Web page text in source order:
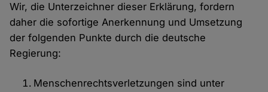
Wir, die Unterzeichner dieser Erklärung, fordern
daher die sofortige Anerkennung und Umsetzung
der folgenden Punkte durch die deutsche
Regierung:
Menschenrechtsverletzungen sind unter